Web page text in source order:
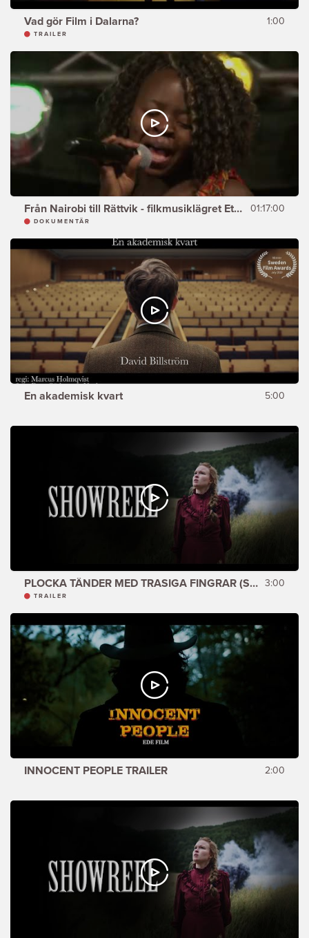
Vad gör Film i Dalarna? 1:00
TRAILER
Från Nairobi till Rättvik - filkmusiklägret Ethno 01:17:00
DOKUMENTÄR
En akademisk kvart 5:00
PLOCKA TÄNDER MED TRASIGA FINGRAR (SHOWREEL) 3:00
TRAILER
INNOCENT PEOPLE TRAILER 2:00